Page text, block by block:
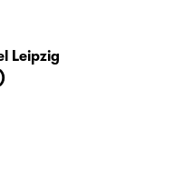
Leipzig